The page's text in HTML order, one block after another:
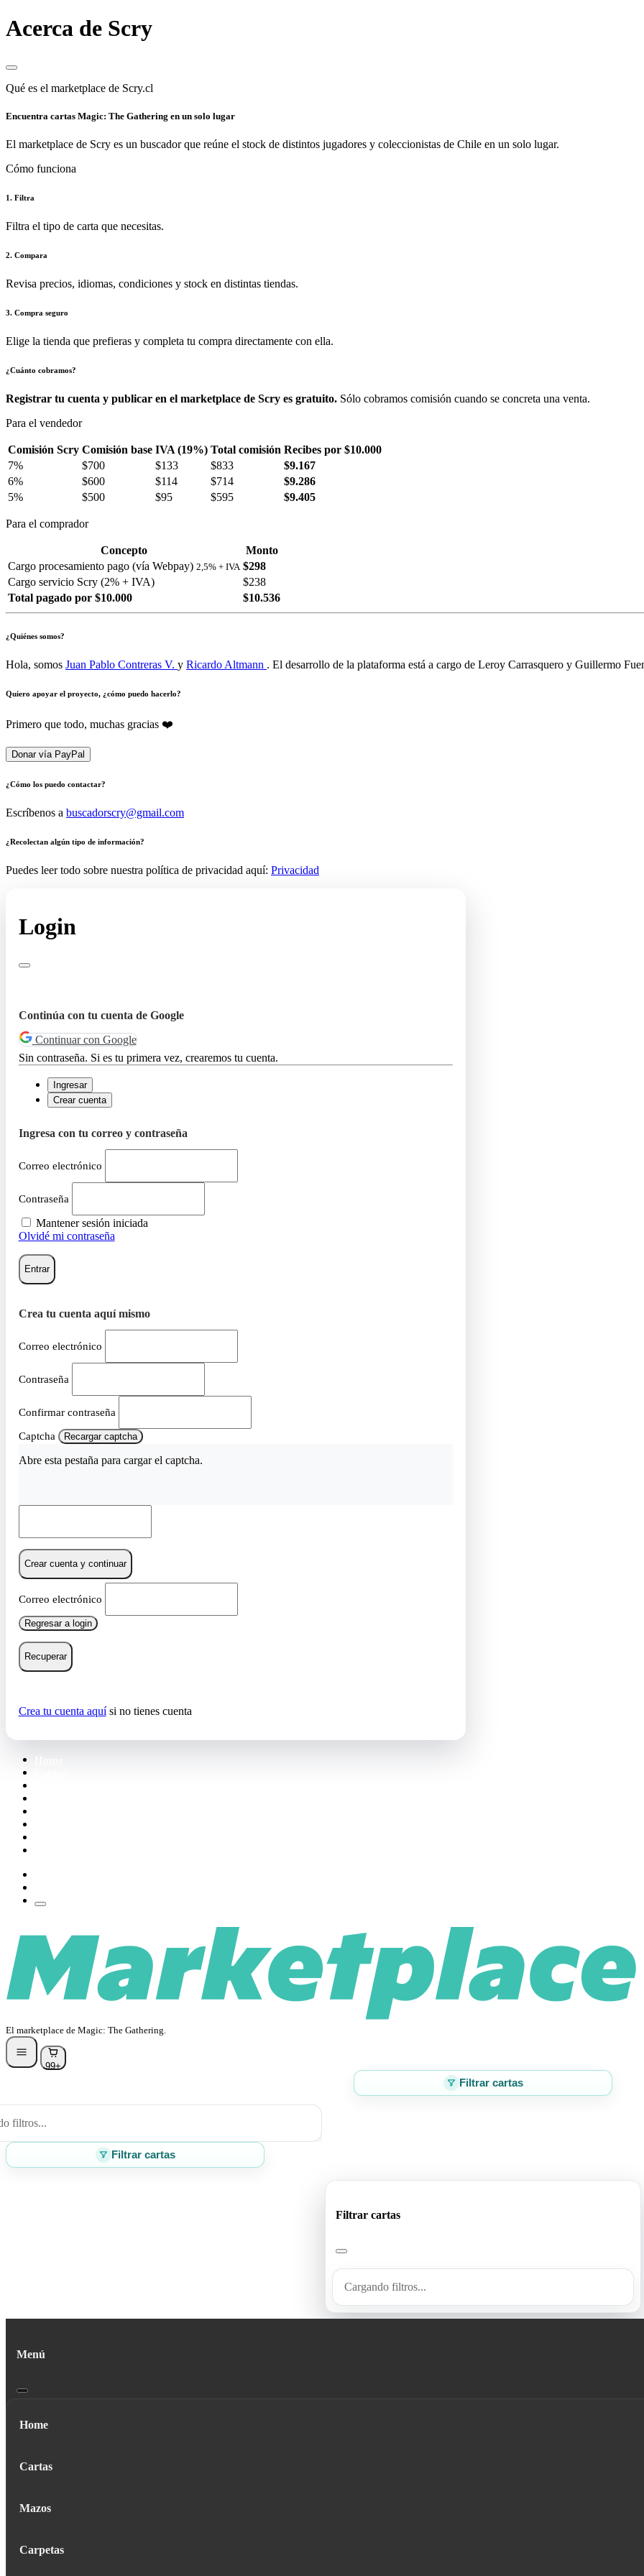
Acerca de Scry
Qué es el marketplace de Scry.cl
Encuentra cartas Magic: The Gathering en un solo lugar
El marketplace de Scry es un buscador que reúne el stock de distintos jugadores y coleccionistas de Chile en un solo lugar.
Cómo funciona
1. Filtra
Filtra el tipo de carta que necesitas.
2. Compara
Revisa precios, idiomas, condiciones y stock en distintas tiendas.
3. Compra seguro
Elige la tienda que prefieras y completa tu compra directamente con ella.
¿Cuánto cobramos?
Registrar tu cuenta y publicar en el marketplace de Scry es gratuito. Sólo cobramos comisión cuando se concreta una venta.
Para el vendedor
Comisión Scry Comisión base IVA (19%) Total comisión Recibes por $10.000
7%
$700 $133 $833
$9.167
6%
$600 $114 $714
$9.286
5%
$500 $95 $595 $9.405
Para el comprador
Concepto
Monto
Cargo procesamiento pago (vía Webpay) 2,5% + IVA $298
Cargo servicio Scry (2% + IVA)
$238
Total pagado por $10.000
$10.536
¿Quiénes somos?
Hola, somos Juan Pablo Contreras V. y Ricardo Altmann . El desarrollo de la plataforma está a cargo de Leroy Carrasquero y Guillermo
Quiero apoyar el proyecto, ¿cómo puedo hacerlo?
Primero que todo, muchas gracias ❤️
Donar vía PayPal
¿Cómo los puedo contactar?
Escríbenos a buscadorscry@gmail.com
¿Recolectan algún tipo de información?
Puedes leer todo sobre nuestra política de privacidad aquí: Privacidad
Login
Continúa con tu cuenta de Google
Continuar con Google
Sin contraseña. Si es tu primera vez, crearemos tu cuenta.
Ingresar
Crear cuenta
Ingresa con tu correo y contraseña
Correo electrónico
Contraseña
Mantener sesión iniciada
Olvidé mi contraseña
Entrar
Crea tu cuenta aquí mismo
Correo electrónico
Contraseña
Confirmar contraseña
Captcha Recargar captcha
Abre esta pestaña para cargar el captcha.
Crear cuenta y continuar
Correo electrónico
Regresar a login
Recuperar
Crea tu cuenta aquísi no tienes cuenta
El marketplace de Magic: The Gathering.
99+
Filtrar cartas
filtros...
Filtrar cartas
Filtrar cartas
Cargando filtros...
Menú
Home
Cartas
Mazos
Carpetas